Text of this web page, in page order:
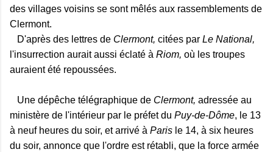
des villages voisins se sont mêlés aux rassemblements de
Clermont.
D'après des lettres de Clermont, citées par Le National,
l'insurrection aurait aussi éclaté à Riom, où les troupes
auraient été repoussées.
Une dépêche télégraphique de Clermont, adressée au
ministère de l'intérieur par le préfet du Puy-de-Dôme, le 13
à neuf heures du soir, et arrivé à Paris le 14, à six heures
du soir, annonce que l'ordre est rétabli, que la force armée